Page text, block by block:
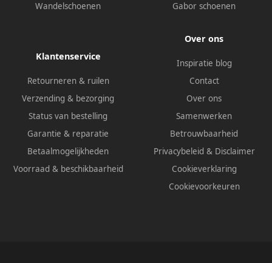
Wandelschoenen
Gabor schoenen
Klantenservice
Retourneren & ruilen
Verzending & bezorging
Status van bestelling
Garantie & reparatie
Betaalmogelijkheden
Voorraad & beschikbaarheid
Over ons
Inspiratie blog
Contact
Over ons
Samenwerken
Betrouwbaarheid
Privacybeleid & Disclaimer
Cookieverklaring
Cookievoorkeuren